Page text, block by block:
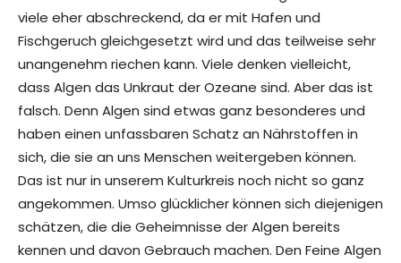
viele eher abschreckend, da er mit Hafen und
Fischgeruch gleichgesetzt wird und das teilweise sehr
unangenehm riechen kann. Viele denken vielleicht,
dass Algen das Unkraut der Ozeane sind. Aber das ist
falsch. Denn Algen sind etwas ganz besonderes und
haben einen unfassbaren Schatz an Nährstoffen in
sich, die sie an uns Menschen weitergeben können.
Das ist nur in unserem Kulturkreis noch nicht so ganz
angekommen. Umso glücklicher können sich diejenigen
schätzen, die die Geheimnisse der Algen bereits
kennen und davon Gebrauch machen. Den Feine Algen